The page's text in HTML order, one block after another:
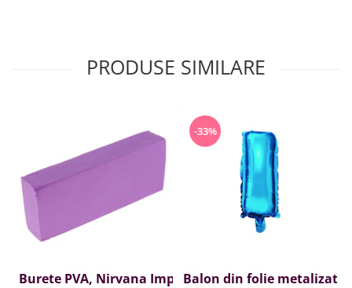
PRODUSE SIMILARE
Burete PVA, Nirvana Impex, 1 buc, mov
-33%
Balon din folie metalizata